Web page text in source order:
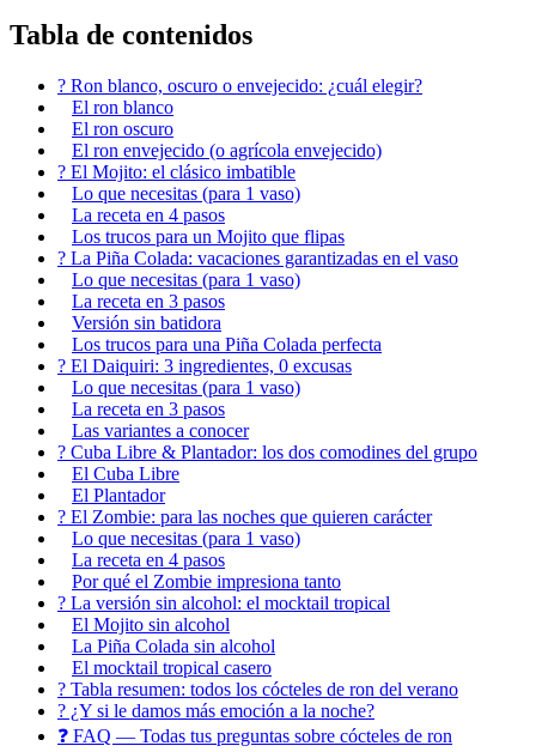
Tabla de contenidos
? Ron blanco, oscuro o envejecido: ¿cuál elegir?
El ron blanco
El ron oscuro
El ron envejecido (o agrícola envejecido)
? El Mojito: el clásico imbatible
Lo que necesitas (para 1 vaso)
La receta en 4 pasos
Los trucos para un Mojito que flipas
? La Piña Colada: vacaciones garantizadas en el vaso
Lo que necesitas (para 1 vaso)
La receta en 3 pasos
Versión sin batidora
Los trucos para una Piña Colada perfecta
? El Daiquiri: 3 ingredientes, 0 excusas
Lo que necesitas (para 1 vaso)
La receta en 3 pasos
Las variantes a conocer
? Cuba Libre & Plantador: los dos comodines del grupo
El Cuba Libre
El Plantador
? El Zombie: para las noches que quieren carácter
Lo que necesitas (para 1 vaso)
La receta en 4 pasos
Por qué el Zombie impresiona tanto
? La versión sin alcohol: el mocktail tropical
El Mojito sin alcohol
La Piña Colada sin alcohol
El mocktail tropical casero
? Tabla resumen: todos los cócteles de ron del verano
? ¿Y si le damos más emoción a la noche?
❓ FAQ — Todas tus preguntas sobre cócteles de ron